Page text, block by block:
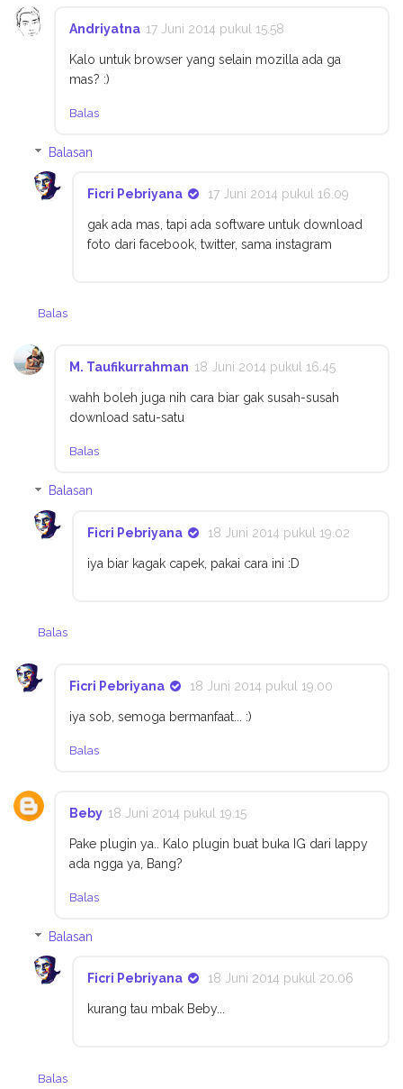
Andriyatna 17 Juni 2014 pukul 15.58
Kalo untuk browser yang selain mozilla ada ga
mas? :)
Balas
Balasan
Ficri Pebriyana 17 Juni 2014 pukul 16.09
gak ada mas, tapi ada software untuk download
foto dari facebook, twitter, sama instagram
Balas
M. Taufikurrahman 18 Juni 2014 pukul 16.45
wahh boleh juga nih cara biar gak susah-susah
download satu-satu
Balas
Balasan
Ficri Pebriyana 18 Juni 2014 pukul 19.02
iya biar kagak capek, pakai cara ini :D
Balas
Ficri Pebriyana 18 Juni 2014 pukul 19.00
iya sob, semoga bermanfaat... :)
Balas
Beby 18 Juni 2014 pukul 19.15
Pake plugin ya.. Kalo plugin buat buka IG dari lappy
ada ngga ya, Bang?
Balas
Balasan
Ficri Pebriyana 18 Juni 2014 pukul 20.06
kurang tau mbak Beby...
Balas